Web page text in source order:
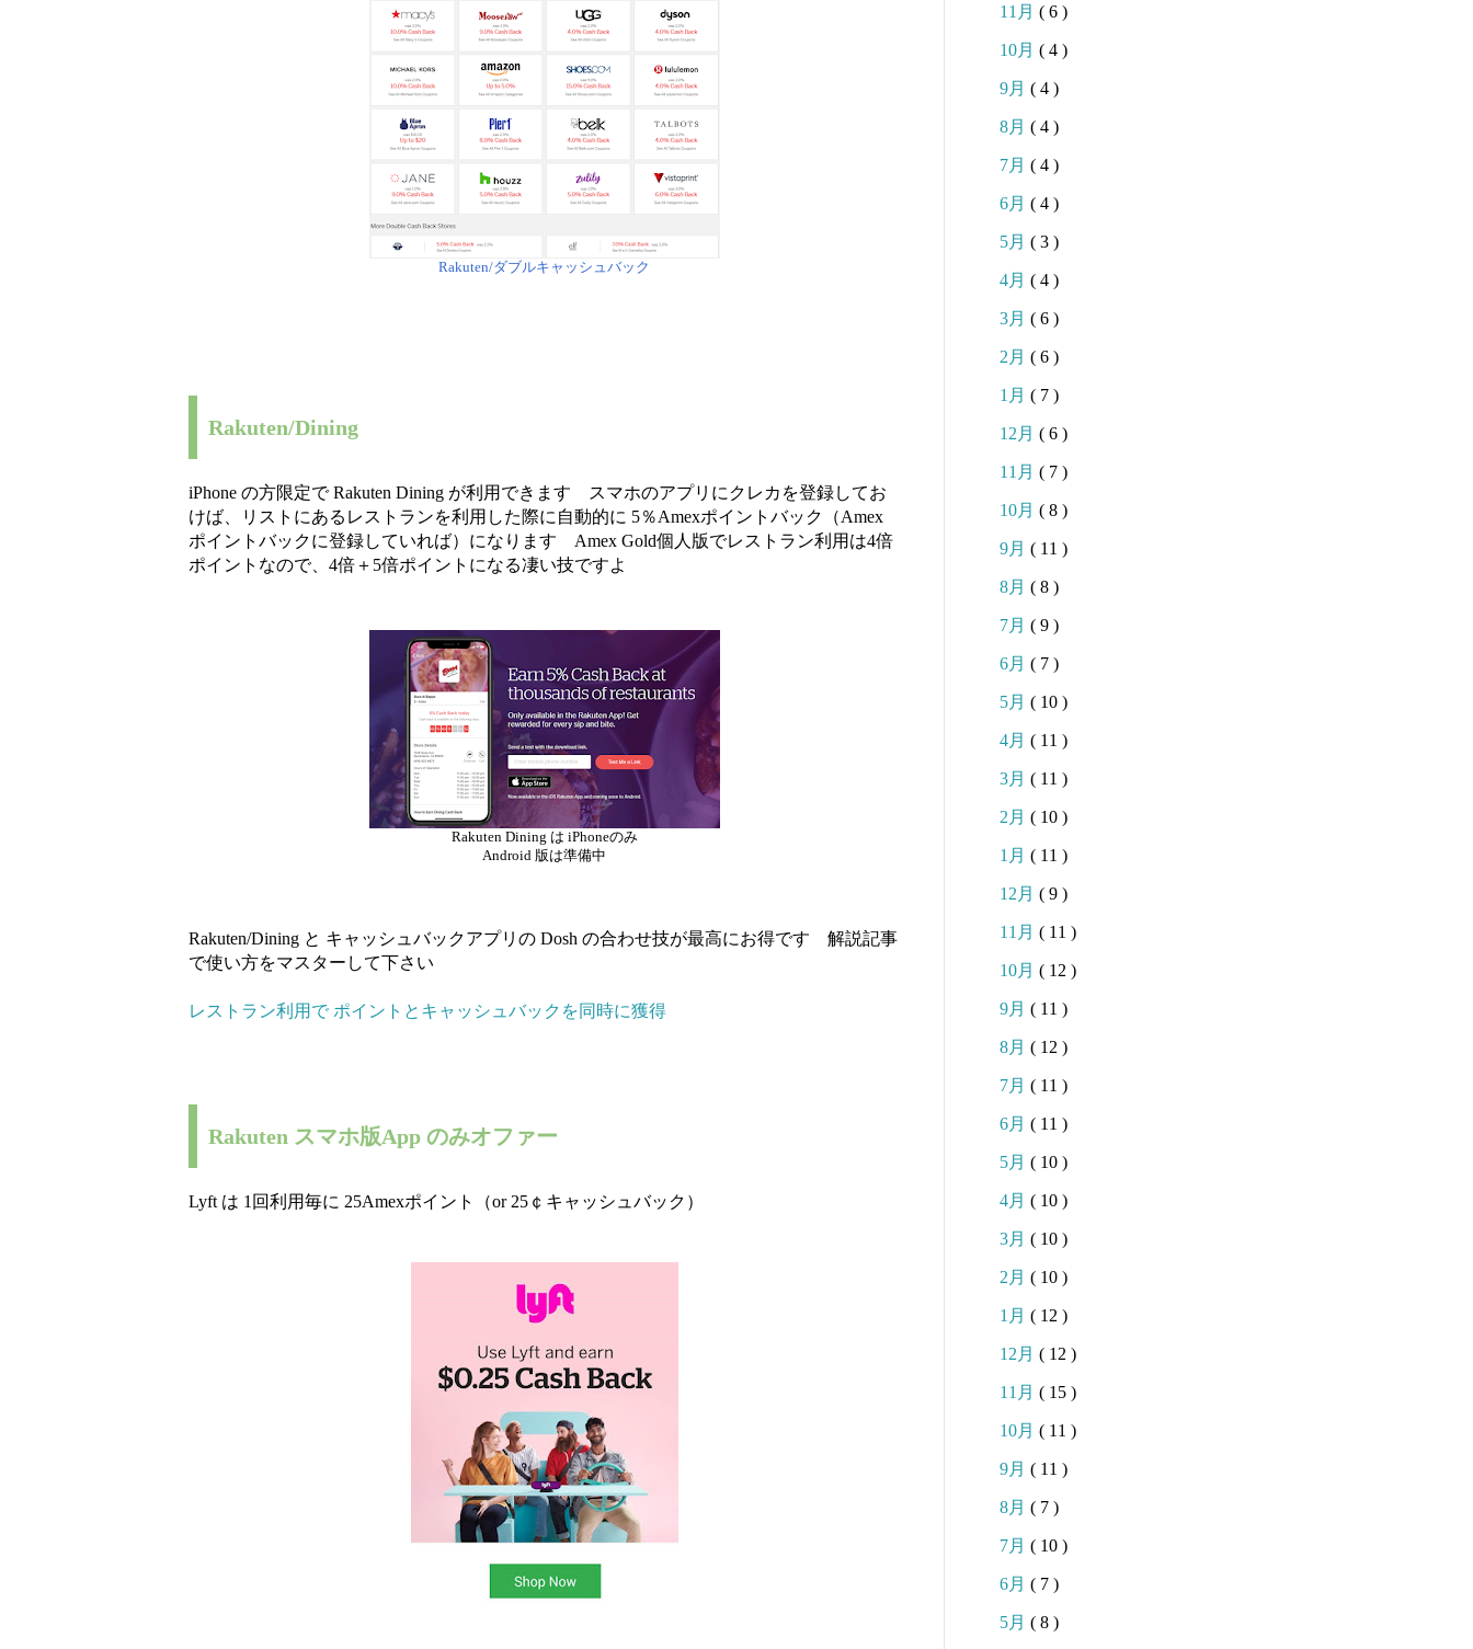
Rakuten/ダブルキャッシュバック
Rakuten/Dining
iPhone の方限定で Rakuten Dining が利用できます スマホのアプリにクレカを登録してお
けば、リストにあるレストランを利用した際に自動的に 5％Amexポイントバック（Amex
ポイントバックに登録していれば）になります Amex Gold個人版でレストラン利用は4倍
ポイントなので、4倍＋5倍ポイントになる凄い技ですよ
Rakuten Dining は iPhoneのみ
Android 版は準備中
Rakuten/Dining と キャッシュバックアプリの Dosh の合わせ技が最高にお得です 解説記事
で使い方をマスターして下さい
レストラン利用で ポイントとキャッシュバックを同時に獲得
Rakuten スマホ版App のみオファー
Lyft は 1回利用毎に 25Amexポイント（or 25￠キャッシュバック）
11月 ( 6 )
10月 ( 4 )
9月 ( 4 )
8月 ( 4 )
7月 ( 4 )
6月 ( 4 )
5月 ( 3 )
4月 ( 4 )
3月 ( 6 )
2月 ( 6 )
1月 ( 7 )
12月 ( 6 )
11月 ( 7 )
10月 ( 8 )
9月 ( 11 )
8月 ( 8 )
7月 ( 9 )
6月 ( 7 )
5月 ( 10 )
4月 ( 11 )
3月 ( 11 )
2月 ( 10 )
1月 ( 11 )
12月 ( 9 )
11月 ( 11 )
10月 ( 12 )
9月 ( 11 )
8月 ( 12 )
7月 ( 11 )
6月 ( 11 )
5月 ( 10 )
4月 ( 10 )
3月 ( 10 )
2月 ( 10 )
1月 ( 12 )
12月 ( 12 )
11月 ( 15 )
10月 ( 11 )
9月 ( 11 )
8月 ( 7 )
7月 ( 10 )
6月 ( 7 )
5月 ( 8 )